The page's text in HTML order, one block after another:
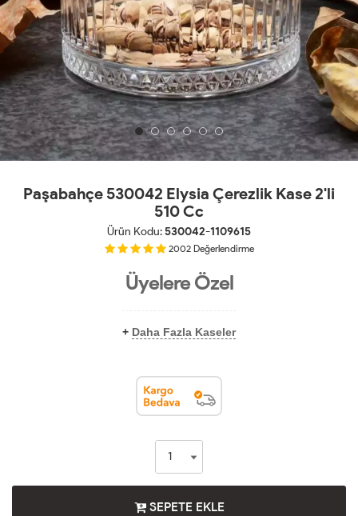
Paşabahçe 530042 Elysia Çerezlik Kase 2'li
510 Cc
Ürün Kodu:530042-1109615
2002 Değerlendirme
Üyelere Özel
+ Daha Fazla Kaseler
SEPETE EKLE